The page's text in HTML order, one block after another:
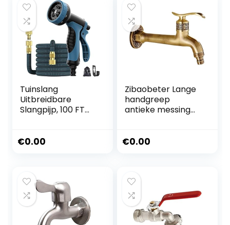
Tuinslang
Uitbreidbare
Slangpijp, 100 FT
Leak Slang Pijpen
€0.00
Zibaobeter Lange
handgreep
antieke messing
mop zwembad
€0.00